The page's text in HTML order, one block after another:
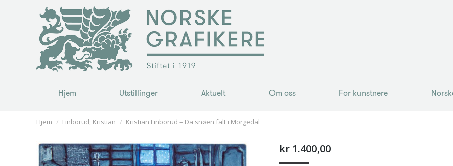
Hjem Utstillinger Aktuelt Om oss For kunstnere
You are here:
Hjem Finborud, Kristian Kristian Finborud – Da snøen falt i Morgedal
kr1.400,00
Hjem Utstillinger Aktuelt